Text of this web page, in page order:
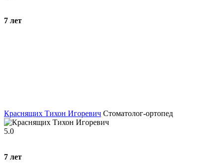
7 лет
Краснящих Тихон Игоревич Стоматолог-ортопед
5.0
7 лет